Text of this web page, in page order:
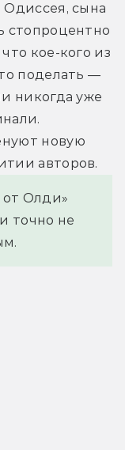
сына
стопроцентно
кое-кого из
поделать —
никогда уже
новую
авторов.
от Олди»
точно не